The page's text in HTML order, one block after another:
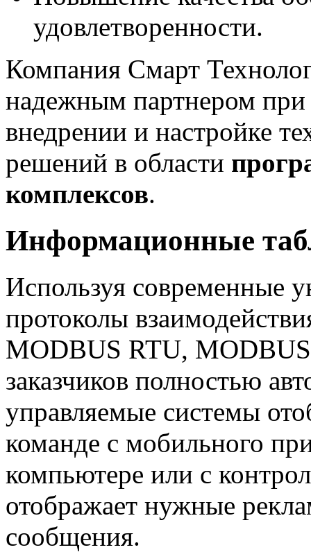
удовлетворенности.
Компания Смарт
надежным партнером при
внедрении и настройке
решений в области
комплексов.
Информационные
Используя современные
протоколы
MODBUS RTU,
заказчиков полностью
управляемые системы
команде с мобильного
компьютере или с
отображает нужные
сообщения.